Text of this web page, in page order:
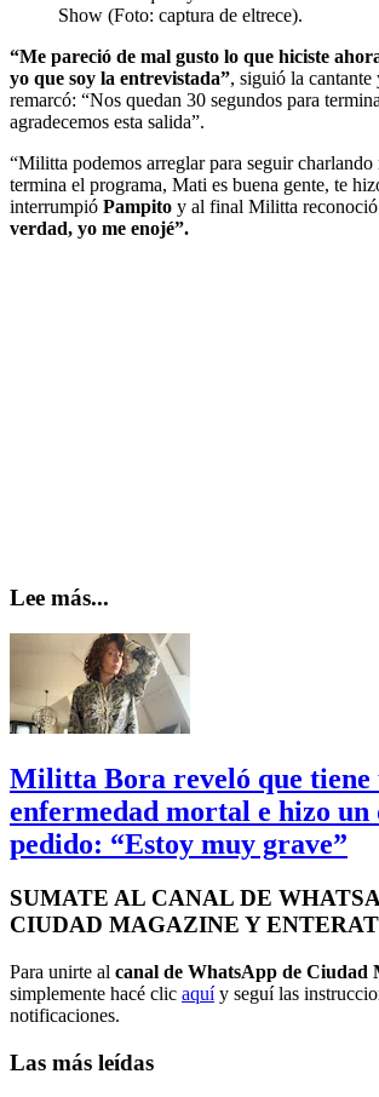
Show (Foto: captura de eltrece).
“Me pareció de mal gusto lo que hiciste
yo que soy la entrevistada”, siguió la
remarcó: “Nos quedan 30 segundos para
agradecemos esta salida”.
“Militta podemos arreglar para seguir charlando
termina el programa, Mati es buena gente, te
interrumpió Pampito y al final Militta
verdad, yo me enojé”.
Lee más...
Militta Bora reveló que tiene
enfermedad mortal e hizo un
pedido: “Estoy muy grave”
SUMATE AL CANAL DE
CIUDAD MAGAZINE Y
Para unirte al canal de WhatsApp de Ciudad
simplemente hacé clic aquíy seguí las
notificaciones.
Las más leídas